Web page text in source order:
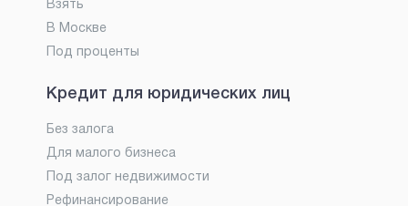
Взять
В Москве
Под проценты
Кредит для юридических лиц
Без залога
Для малого бизнеса
Под залог недвижимости
Рефинансирование